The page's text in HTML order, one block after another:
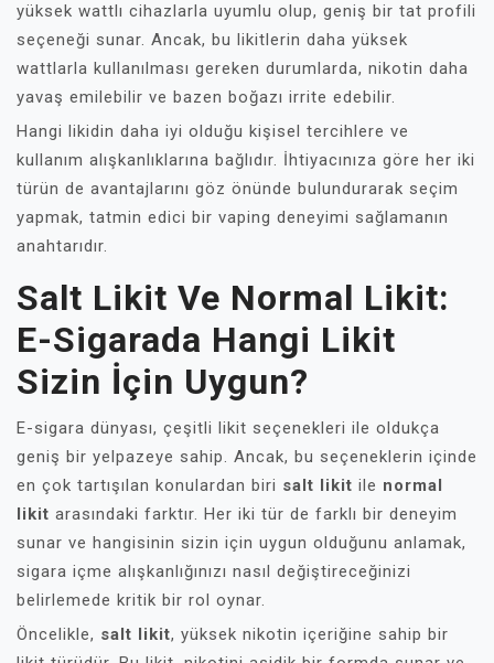
yüksek wattlı cihazlarla uyumlu olup, geniş bir tat profili
seçeneği sunar. Ancak, bu likitlerin daha yüksek
wattlarla kullanılması gereken durumlarda, nikotin daha
yavaş emilebilir ve bazen boğazı irrite edebilir.
Hangi likidin daha iyi olduğu kişisel tercihlere ve
kullanım alışkanlıklarına bağlıdır. İhtiyacınıza göre her iki
türün de avantajlarını göz önünde bulundurarak seçim
yapmak, tatmin edici bir vaping deneyimi sağlamanın
anahtarıdır.
Salt Likit Ve Normal Likit:
E-Sigarada Hangi Likit
Sizin İçin Uygun?
E-sigara dünyası, çeşitli likit seçenekleri ile oldukça
geniş bir yelpazeye sahip. Ancak, bu seçeneklerin içinde
en çok tartışılan konulardan biri salt likit ile normal
likit arasındaki farktır. Her iki tür de farklı bir deneyim
sunar ve hangisinin sizin için uygun olduğunu anlamak,
sigara içme alışkanlığınızı nasıl değiştireceğinizi
belirlemede kritik bir rol oynar.
Öncelikle, salt likit, yüksek nikotin içeriğine sahip bir